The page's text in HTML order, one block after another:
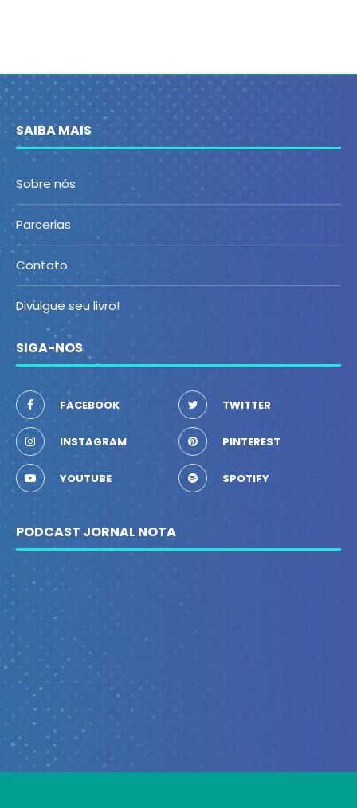
SAIBA MAIS
Sobre nós
Parcerias
Contato
Divulgue seu livro!
SIGA-NOS
FACEBOOK TWITTER
INSTAGRAM PINTEREST
YOUTUBE SPOTIFY
PODCAST JORNAL NOTA